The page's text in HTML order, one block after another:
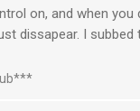
on, and when you
dissapear. I subbed
video's to
bar.